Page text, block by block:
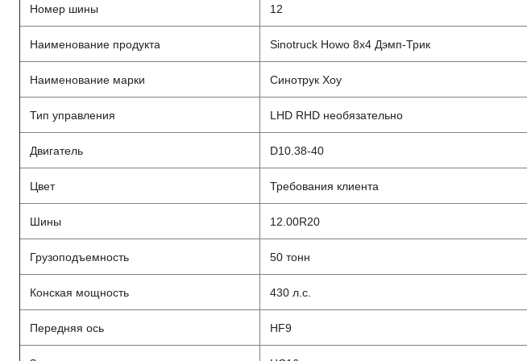
Номер шины 12
Наименование продукта Sinotruck Howo 8x4 Дэмп-Трик
Наименование марки Синотрук Хоу
Тип управления LHD RHD необязательно
Двигатель D10.38-40
Цвет Требования клиента
Шины 12.00R20
Грузоподъемность 50 тонн
Конская мощность 430 л.с.
Передняя ось HF9